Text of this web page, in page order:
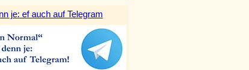
je: ef auch auf Telegram